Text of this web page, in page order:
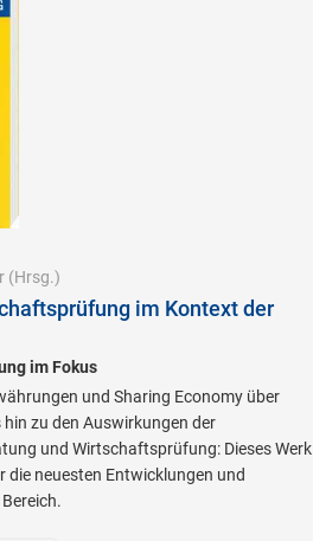
(Hrsg.)
im Kontext der
im Fokus
und Sharing Economy über
zu den Auswirkungen der
und Wirtschaftsprüfung: Dieses Werk
die neuesten Entwicklungen und